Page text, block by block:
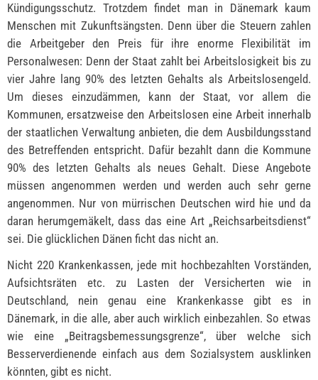
Kündigungsschutz. Trotzdem findet man in Dänemark kaum
Menschen mit Zukunftsängsten. Denn über die Steuern zahlen
die Arbeitgeber den Preis für ihre enorme Flexibilität im
Personalwesen: Denn der Staat zahlt bei Arbeitslosigkeit bis zu
vier Jahre lang 90% des letzten Gehalts als Arbeitslosengeld.
Um dieses einzudämmen, kann der Staat, vor allem die
Kommunen, ersatzweise den Arbeitslosen eine Arbeit innerhalb
der staatlichen Verwaltung anbieten, die dem Ausbildungsstand
des Betreffenden entspricht. Dafür bezahlt dann die Kommune
90% des letzten Gehalts als neues Gehalt. Diese Angebote
müssen angenommen werden und werden auch sehr gerne
angenommen. Nur von mürrischen Deutschen wird hie und da
daran herumgemäkelt, dass das eine Art „Reichsarbeitsdienst“
sei. Die glücklichen Dänen ficht das nicht an.
Nicht 220 Krankenkassen, jede mit hochbezahlten Vorständen,
Aufsichtsräten etc. zu Lasten der Versicherten wie in
Deutschland, nein genau eine Krankenkasse gibt es in
Dänemark, in die alle, aber auch wirklich einbezahlen. So etwas
wie eine „Beitragsbemessungsgrenze“, über welche sich
Besserverdienende einfach aus dem Sozialsystem ausklinken
könnten, gibt es nicht.